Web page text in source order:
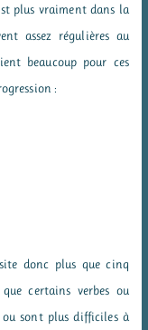
plus vraiment dans la
assez régulières au
beaucoup pour ces
:
donc plus que cinq
certains verbes ou
ou sont plus difficiles à